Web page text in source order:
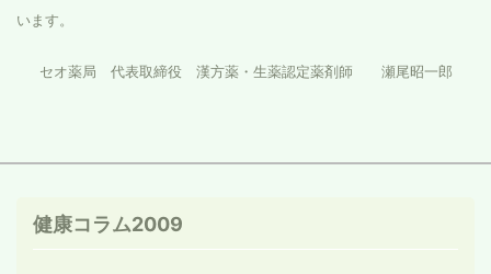
います。
セオ薬局 代表取締役 漢方薬・生薬認定薬剤師 瀬尾昭一郎
健康コラム2009